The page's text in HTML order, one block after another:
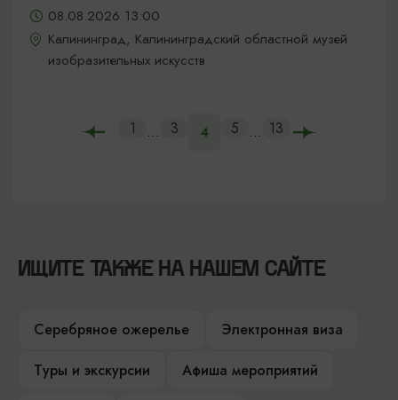
08.08.2026 13:00
Калининград, Калининградский областной музей
изобразительных искусств
1 ... 3 4 5 ... 13
ИЩИТЕ ТАКЖЕ НА НАШЕМ САЙТЕ
Серебряное ожерелье
Электронная виза
Туры и экскурсии
Афиша мероприятий